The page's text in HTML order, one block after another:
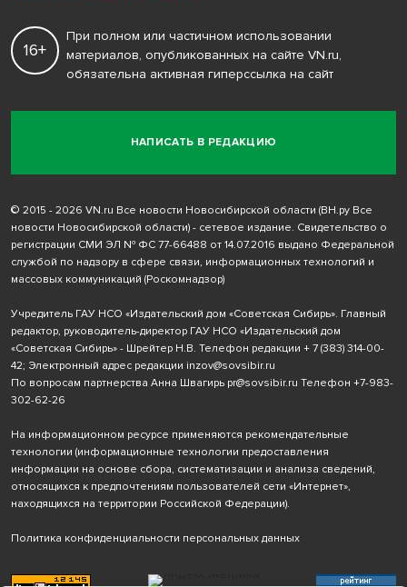
НАПИСАТЬ В РЕДАКЦИЮ
16+
При полном или частичном использовании
материалов, опубликованных на сайте VN.ru,
обязательна активная гиперссылка на сайт
© 2015 - 2026 VN.ru Все новости Новосибирской области (ВН.ру Все
новости Новосибирской области) - сетевое издание. Свидетельство о
регистрации СМИ ЭЛ № ФС 77-66488 от 14.07.2016 выдано Федеральной
службой по надзору в сфере связи, информационных технологий и
массовых коммуникаций (Роскомнадзор)
Учредитель ГАУ НСО «Издательский дом «Советская Сибирь». Главный
редактор, руководитель-директор ГАУ НСО «Издательский дом
«Советская Сибирь» - Шрейтер Н.В. Телефон редакции + 7 (383) 314-00-
42; Электронный адрес редакции inzov@sovsibir.ru
По вопросам партнерства Анна Швагирь pr@sovsibir.ru Телефон +7-983-
302-62-26
На информационном ресурсе применяются рекомендательные
технологии (информационные технологии предоставления
информации на основе сбора, систематизации и анализа сведений,
относящихся к предпочтениям пользователей сети «Интернет»,
находящихся на территории Российской Федерации).
Политика конфиденциальности персональных данных